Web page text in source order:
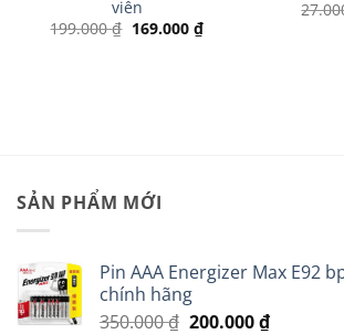
viên
199.000₫ Giá
gốc
169.000 ₫Giá
hiện
SẢN PHẨM MỚI
Pin AAA Energizer Max E92
chính hãng
350.000₫ Giá
200.000₫Giá